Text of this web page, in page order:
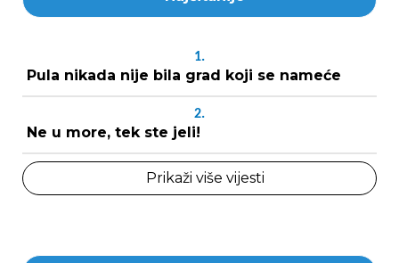
1.
Pula nikada nije bila grad koji se nameće
2.
Ne u more, tek ste jeli!
Prikaži više vijesti